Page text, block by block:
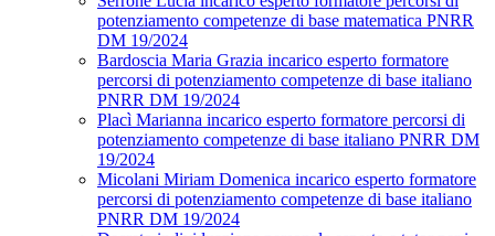
potenziamento competenze di base matematica PNRR
DM 19/2024
Bardoscia Maria Grazia incarico esperto formatore
percorsi di potenziamento competenze di base italiano
PNRR DM 19/2024
Placì Marianna incarico esperto formatore percorsi di
potenziamento competenze di base italiano PNRR DM
19/2024
Micolani Miriam Domenica incarico esperto formatore
percorsi di potenziamento competenze di base italiano
PNRR DM 19/2024